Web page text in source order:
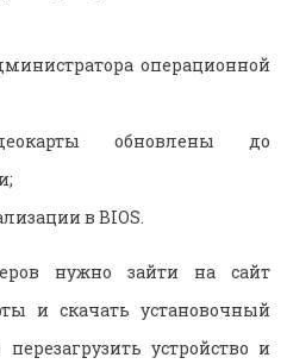
операционной
обновлены до
в BIOS.
нужно зайти на сайт
и скачать установочный
устройство и